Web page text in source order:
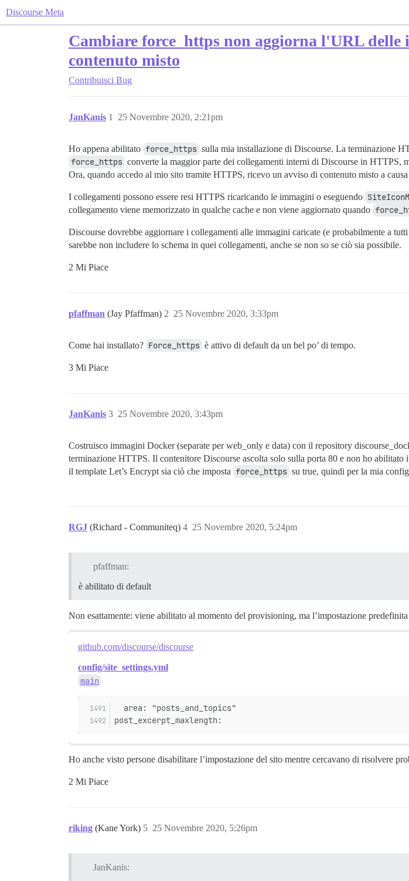
Discourse Meta
Cambiare force_https non aggiorna l'URL
contenuto misto
Contribuisci Bug
JanKanis 25 Novembre 2020, 2:21pm
1
Ho appena abilitato force_https sulla mia installazione di Discourse. La terminazione
force_https converte la maggior parte dei collegamenti interni di Discourse in
Ora, quando accedo al mio sito tramite HTTPS, ricevo un avviso di contenuto misto a
I collegamenti possono essere resi HTTPS ricaricando le immagini o eseguendo
collegamento viene memorizzato in qualche cache e non viene aggiornato quando
Discourse dovrebbe aggiornare i collegamenti alle immagini caricate (e probabilmente a
sarebbe non includere lo schema in quei collegamenti, anche se non so se ciò sia possibile.
2 Mi Piace
pfaffman (Jay Pfaffman) 25 Novembre 2020, 3:33pm
2
Come hai installato? Force_https è attivo di default da un bel po’ di tempo.
3 Mi Piace
JanKanis 25 Novembre 2020, 3:43pm
3
Costruisco immagini Docker (separate per web_only e data) con il repository
terminazione HTTPS. Il contenitore Discourse ascolta solo sulla porta 80 e non ho
il template Let’s Encrypt sia ciò che imposta force_https su true, quindi per la mia
RGJ (Richard - Communiteq) 25 Novembre 2020, 5:24pm
4
pfaffman:
è abilitato di default
Non esattamente: viene abilitato al momento del provisioning, ma l’impostazione
github.com/discourse/discourse
config/site_settings.yml
main
  area: "posts_and_topics"
post_excerpt_maxlength:
Ho anche visto persone disabilitare l’impostazione del sito mentre cercavano di risolvere
2 Mi Piace
riking (Kane York) 25 Novembre 2020, 5:26pm
5
JanKanis: